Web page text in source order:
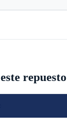
repuesto